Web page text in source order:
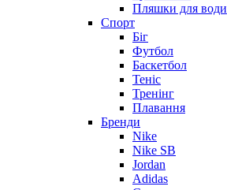
Пляшки для води
Спорт
Біг
Футбол
Баскетбол
Теніс
Тренінг
Плавання
Бренди
Nike
Nike SB
Jordan
Adidas